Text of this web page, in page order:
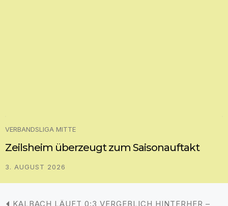
VERBANDSLIGA MITTE
Zeilsheim überzeugt zum Saisonauftakt
3. AUGUST 2026
KALBACH LÄUFT 0:3 VERGEBLICH HINTERHER –